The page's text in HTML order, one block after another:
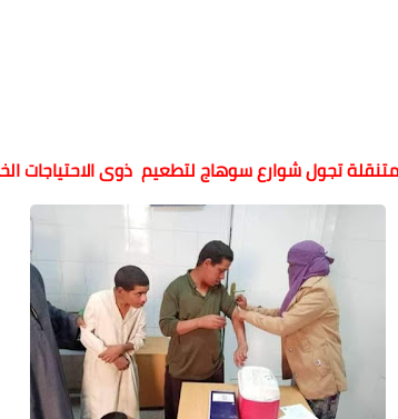
تجول شوارع سوهاج لتطعيم ذوى الاحتياجات